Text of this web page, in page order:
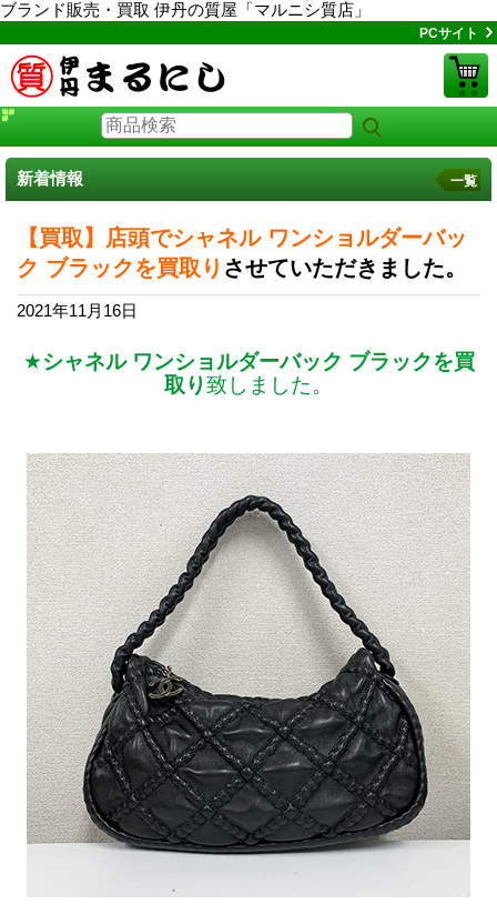
ブランド販売・買取 伊丹の質屋「マルニシ質店」
PCサイト
新着情報 一覧
【買取】店頭でシャネル ワンショルダーバッ
ク ブラックを買取り させていただきました。
2021年11月16日
★シャネル ワンショルダーバック ブラックを買
取り致しました。